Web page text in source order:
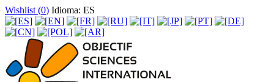
Wishlist (0) Idioma: ES